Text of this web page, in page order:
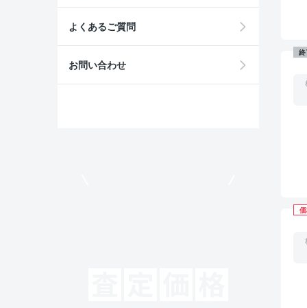
よくあるご質問
お問い合わせ